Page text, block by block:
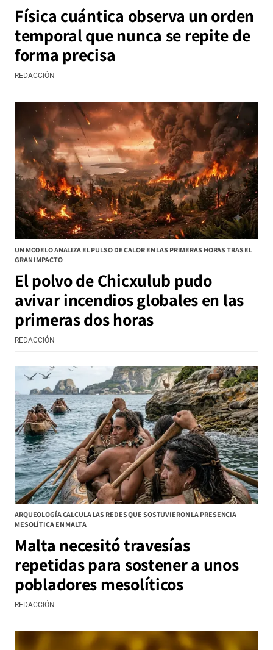
Física cuántica observa un orden
temporal que nunca se repite de
forma precisa
REDACCIÓN
UN MODELO ANALIZA EL PULSO DE CALOR EN LAS PRIMERAS HORAS TRAS EL
GRAN IMPACTO
El polvo de Chicxulub pudo
avivar incendios globales en las
primeras dos horas
REDACCIÓN
ARQUEOLOGÍA CALCULA LAS REDES QUE SOSTUVIERON LA PRESENCIA
MESOLÍTICA EN MALTA
Malta necesitó travesías
repetidas para sostener a unos
pobladores mesolíticos
REDACCIÓN